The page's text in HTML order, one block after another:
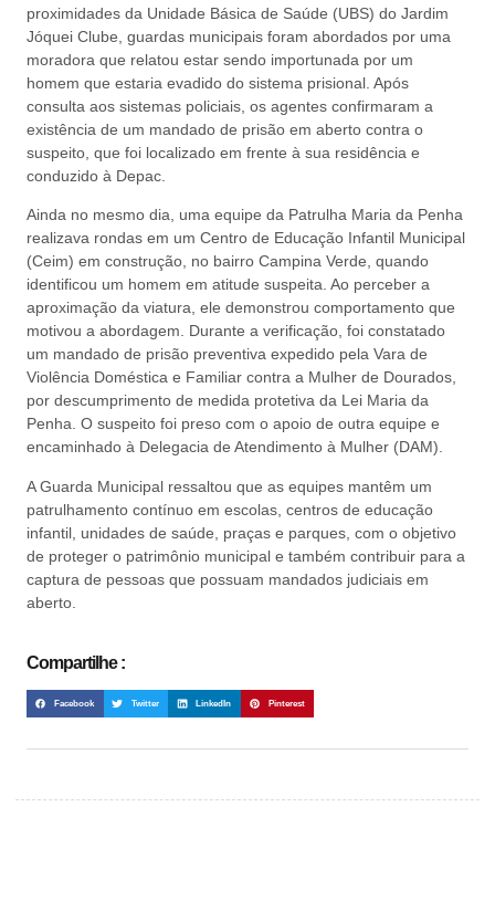
proximidades da Unidade Básica de Saúde (UBS) do Jardim
Jóquei Clube, guardas municipais foram abordados por uma
moradora que relatou estar sendo importunada por um
homem que estaria evadido do sistema prisional. Após
consulta aos sistemas policiais, os agentes confirmaram a
existência de um mandado de prisão em aberto contra o
suspeito, que foi localizado em frente à sua residência e
conduzido à Depac.
Ainda no mesmo dia, uma equipe da Patrulha Maria da Penha
realizava rondas em um Centro de Educação Infantil Municipal
(Ceim) em construção, no bairro Campina Verde, quando
identificou um homem em atitude suspeita. Ao perceber a
aproximação da viatura, ele demonstrou comportamento que
motivou a abordagem. Durante a verificação, foi constatado
um mandado de prisão preventiva expedido pela Vara de
Violência Doméstica e Familiar contra a Mulher de Dourados,
por descumprimento de medida protetiva da Lei Maria da
Penha. O suspeito foi preso com o apoio de outra equipe e
encaminhado à Delegacia de Atendimento à Mulher (DAM).
A Guarda Municipal ressaltou que as equipes mantêm um
patrulhamento contínuo em escolas, centros de educação
infantil, unidades de saúde, praças e parques, com o objetivo
de proteger o patrimônio municipal e também contribuir para a
captura de pessoas que possuam mandados judiciais em
aberto.
Compartilhe :
Facebook Twitter LinkedIn Pinterest